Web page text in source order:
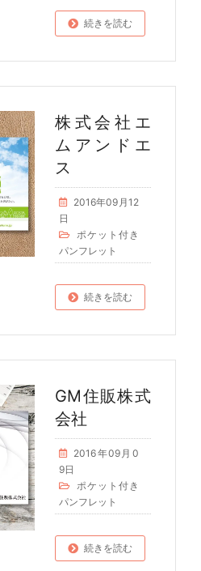
続きを読む
株式会社エ
ムアンドエ
ス
2016年09月12
日
ポケット付き
パンフレット
続きを読む
GM住販株式
会社
2016年09月0
9日
ポケット付き
パンフレット
続きを読む